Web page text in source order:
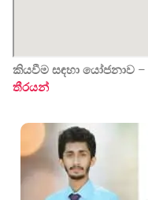
කියවීම සඳහා යෝජනාව –
තීරයන්